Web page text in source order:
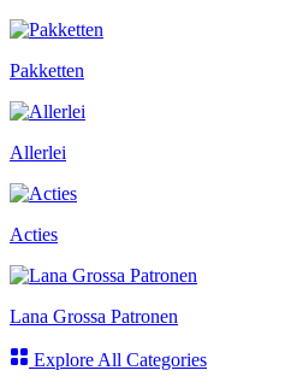
Pakketten
Allerlei
Acties
Lana Grossa Patronen
Explore All Categories